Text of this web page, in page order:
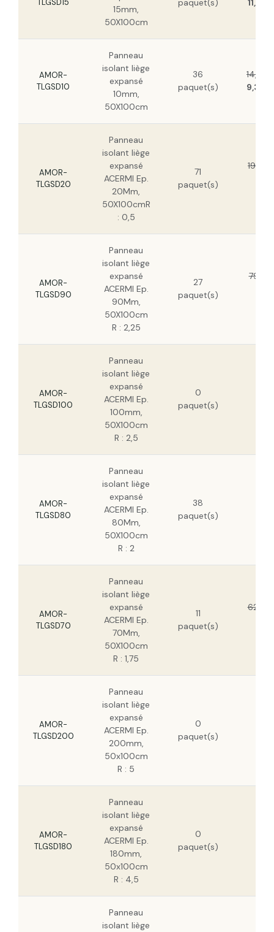
TLGSD15
15mm,
50X100cm
paquet(s) 11,81
AMOR-
TLGSD10
Panneau
isolant liège
expansé
10mm,
50X100cm
36
paquet(s)
14,63
9,36
AMOR-
TLGSD20
Panneau
isolant liège
expansé
ACERMI Ep.
20Mm,
50X100cmR
: 0,5
71
paquet(s)
19,41
AMOR-
TLGSD90
Panneau
isolant liège
expansé
ACERMI Ep.
90Mm,
50X100cm
R : 2,25
27
paquet(s)
79,11
AMOR-
TLGSD100
Panneau
isolant liège
expansé
ACERMI Ep.
100mm,
50X100cm
R : 2,5
0
paquet(s)
AMOR-
TLGSD80
Panneau
isolant liège
expansé
ACERMI Ep.
80Mm,
50X100cm
R : 2
38
paquet(s)
AMOR-
TLGSD70
Panneau
isolant liège
expansé
ACERMI Ep.
70Mm,
50X100cm
R : 1,75
11
paquet(s)
62,17
AMOR-
TLGSD200
Panneau
isolant liège
expansé
ACERMI Ep.
200mm,
50x100cm
R : 5
0
paquet(s)
AMOR-
TLGSD180
Panneau
isolant liège
expansé
ACERMI Ep.
180mm,
50x100cm
R : 4,5
0
paquet(s)
Panneau
isolant liège